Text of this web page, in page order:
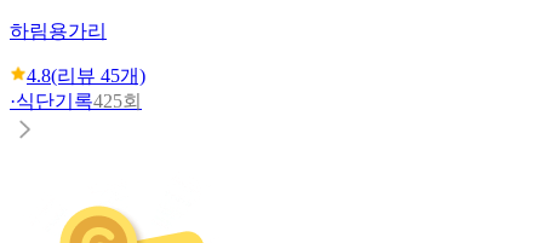
하림용가리
4.8(리뷰 45개)
·식단기록425회